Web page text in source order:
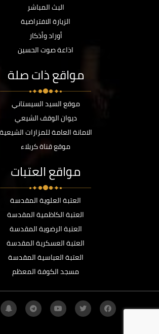
البث المباشر
الزيارة الافتراضية
أوراد وأذكار
اذاعة صوت الحسين
مواقع ذات صلة
موقع السيد السيستاني
ديوان الوقف الشيعي
الامانة العامة للمزارات الشيعية
موقع قناة كربلاء
مواقع العتبات
العتبة العلوية المقدسة
العتبة الكاظمية المقدسة
العتبة الرضوية المقدسة
العتبة العسكرية المقدسة
العتبة العباسية المقدسة
مسجد الكوفة المعظم